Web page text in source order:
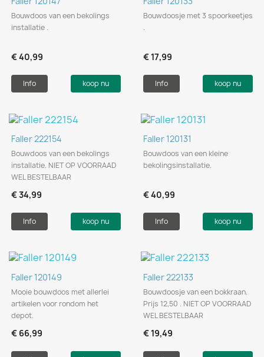
Bouwdoos van een bekolings
installatie .
€ 40,99
Info koop nu
Bouwdoosje met 3 spoorkeetjes
.
€ 17,99
Info koop nu
Faller 222154
Bouwdoos van een bekolings
installatie. NIET OP VOORRAAD
WEL BESTELBAAR
€ 34,99
Info koop nu
Faller 120131
Bouwdoos van een kleine
bekolingsinstallatie.
€ 40,99
Info koop nu
Faller 120149
Mooie bouwdoos met allerlei
artikelen voor rondom het
depot.
€ 66,99
Faller 222133
Bouwdoosje van een bokkraan.
Prijs 12,50 . NIET OP VOORRAAD
WEL BESTELBAAR
€ 19,49